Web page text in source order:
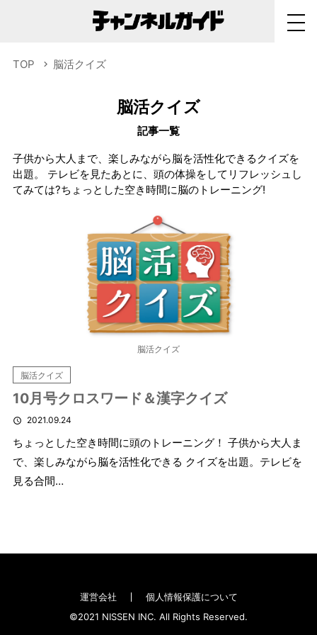
TOP 脳活クイズ
脳活クイズ
記事一覧
子供から大人まで、楽しみながら脳を活性化できるクイズを
出題。 テレビを見たあとに、頭の体操をしてリフレッシュし
てみては?ちょっとした空き時間に脳のトレーニング!
脳活クイズ
脳活クイズ
10月号クロスワード＆漢字クイズ
2021.09.24
ちょっとした空き時間に頭のトレーニング！ 子供から大人ま
で、楽しみながら脳を活性化できる クイズを出題。テレビを
見る合間…
運営会社
個人情報保護について
©2021 NISSEN INC. All Rights Reserved.